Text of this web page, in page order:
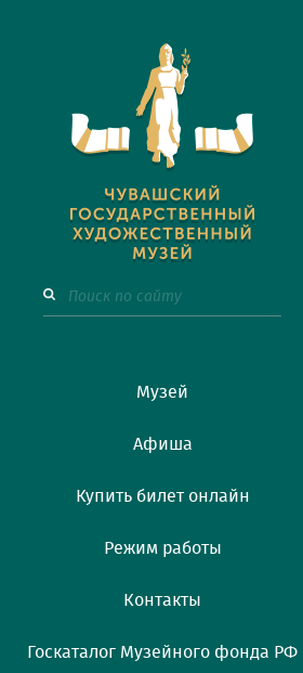
Музей
Афиша
Купить билет онлайн
Режим работы
Контакты
Госкаталог Музейного фонда РФ